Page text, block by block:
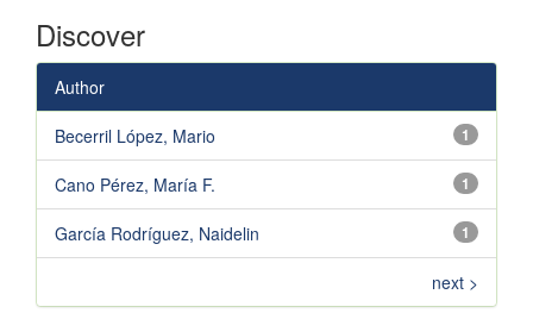
Discover
Author
1
Becerril López, Mario
1
Cano Pérez, María F.
1
García Rodríguez, Naidelin
next >